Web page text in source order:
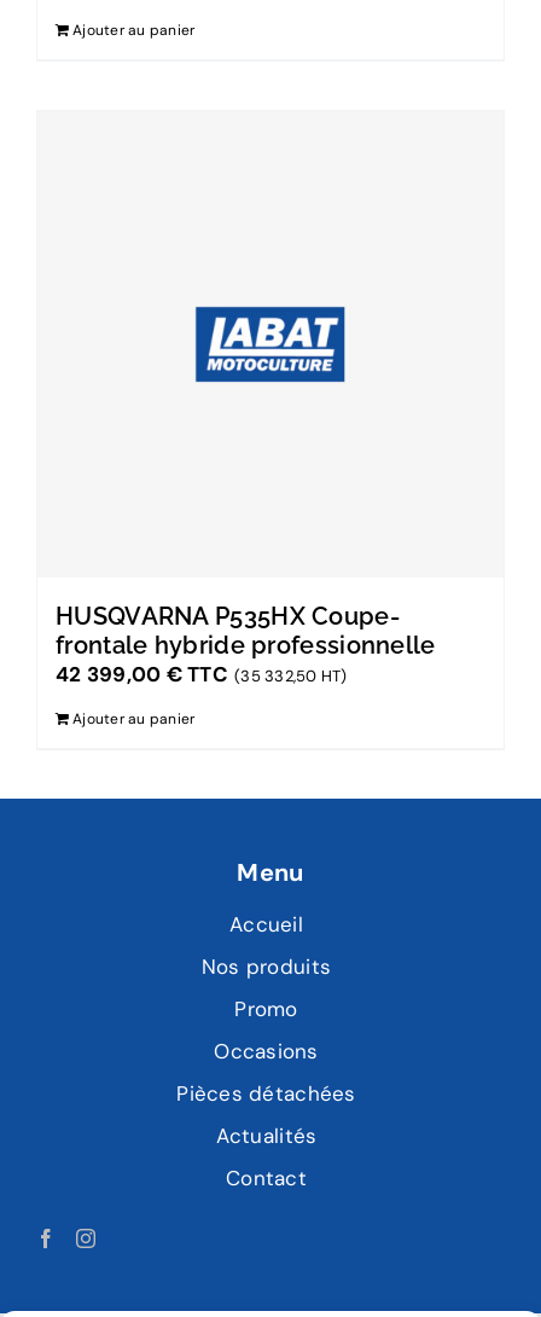
Ajouter au panier
HUSQVARNA P535HX Coupe-
frontale hybride professionnelle
42 399,00 €TTC (35 332,50 HT)
Ajouter au panier
Menu
Accueil
Nos produits
Promo
Occasions
Pièces détachées
Actualités
Contact